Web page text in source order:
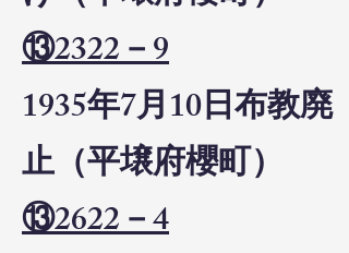
⑬2322－9
1935年7月10日布教廃
止（平壌府櫻町）
⑬2622－4